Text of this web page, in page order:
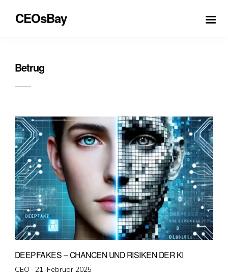
CEOsBay
Betrug
DEEPFAKES – CHANCEN UND RISIKEN DER KI
CEO · Veröffentlicht
21. Februar 2025